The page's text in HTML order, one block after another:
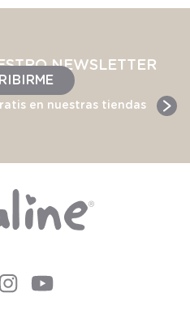
NEWSLETTER
en nuestras tiendas